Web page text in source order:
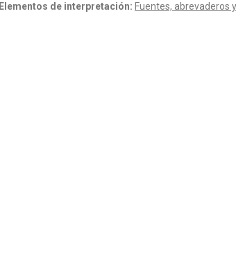
Elementos de interpretación: Fuentes, abrevaderos